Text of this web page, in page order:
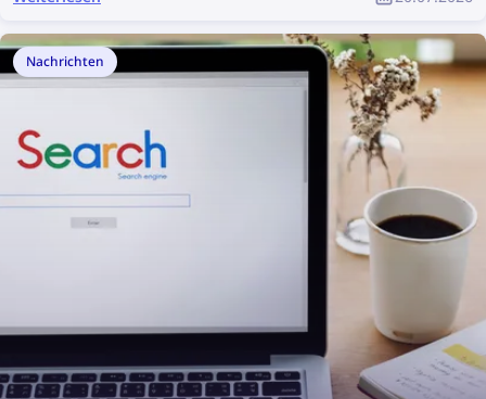
Tools sind eine große Hilfe für jedes Marketingteam.
In diesem Artikel findest du eine vollständige Liste
der besten Marketing- und Content-Tools für
Marketingfachleute und Produktdesigner.
Nachrichten